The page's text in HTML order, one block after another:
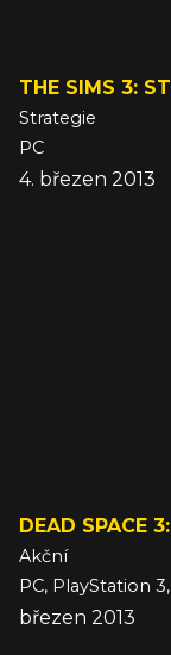
THE SIMS 3:
Strategie
PC
4. březen 2013
DEAD SPACE
Akční
PC, PlayStation
březen 2013